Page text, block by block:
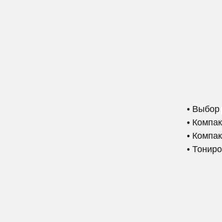
• Выбор
•
•
•